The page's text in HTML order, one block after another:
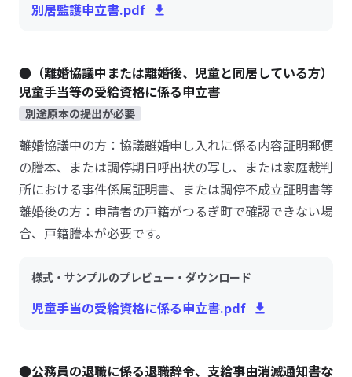
別居監護申立書.pdf
●（離婚協議中または離婚後、児童と同居している方）
児童手当等の受給資格に係る申立書
別途原本の提出が必要
離婚協議中の方：協議離婚申し入れに係る内容証明郵便
の謄本、または調停期日呼出状の写し、または家庭裁判
所における事件係属証明書、または調停不成立証明書等
離婚後の方：申請者の戸籍がつるぎ町で確認できない場
合、戸籍謄本が必要です。
様式・サンプルのプレビュー・ダウンロード
児童手当の受給資格に係る申立書.pdf
●公務員の退職に係る退職辞令、支給事由消滅通知書な